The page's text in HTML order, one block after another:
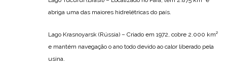
abriga uma das maiores hidrelétricas do país.
Lago Krasnoyarsk (Rússia) – Criado em 1972, cobre 2.000 km²
e mantém navegação o ano todo devido ao calor liberado pela
usina.